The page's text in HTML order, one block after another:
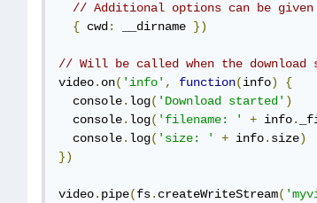
// Additional options can be
{ cwd: __dirname })
// Will be called when the download
video. on( 'info' , function(info)
{
  console
. log( 'Download started' )
  console
. log( 'filename: ' + info.
  console
. log( 'size: ' + info. size)
})
video. pipe(fs. createWriteStream(